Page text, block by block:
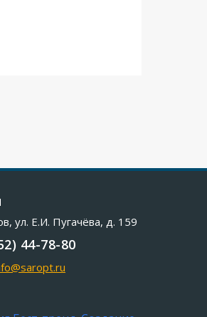
ул. Е.И. Пугачёва, д. 159
44-78-80